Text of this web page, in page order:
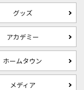
グッズ
アカデミー
ホームタウン
メディア